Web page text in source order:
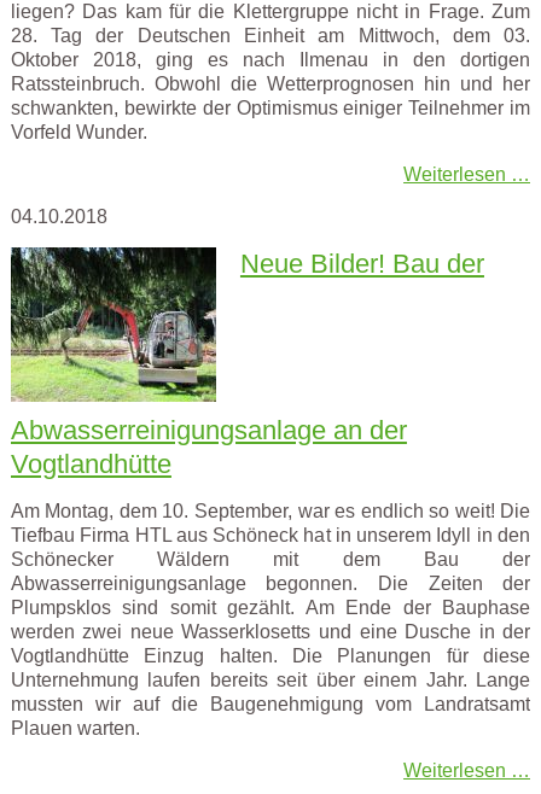
liegen? Das kam für die Klettergruppe nicht in Frage. Zum
28. Tag der Deutschen Einheit am Mittwoch, dem 03.
Oktober 2018, ging es nach Ilmenau in den dortigen
Ratssteinbruch. Obwohl die Wetterprognosen hin und her
schwankten, bewirkte der Optimismus einiger Teilnehmer im
Vorfeld Wunder.
Weiterlesen …
04.10.2018
Neue Bilder! Bau der
Abwasserreinigungsanlage an der
Vogtlandhütte
Am Montag, dem 10. September, war es endlich so weit! Die
Tiefbau Firma HTL aus Schöneck hat in unserem Idyll in den
Schönecker Wäldern mit dem Bau der
Abwasserreinigungsanlage begonnen. Die Zeiten der
Plumpsklos sind somit gezählt. Am Ende der Bauphase
werden zwei neue Wasserklosetts und eine Dusche in der
Vogtlandhütte Einzug halten. Die Planungen für diese
Unternehmung laufen bereits seit über einem Jahr. Lange
mussten wir auf die Baugenehmigung vom Landratsamt
Plauen warten.
Weiterlesen …